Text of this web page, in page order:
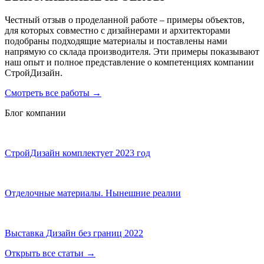
Честный отзыв о проделанной работе – примеры объектов,
для которых совместно с дизайнерами и архитекторами
подобраны подходящие материалы и поставлены нами
напрямую со склада производителя. Эти примеры показывают
наш опыт и полное представление о компетенциях компании
СтройДизайн.
Смотреть все работы →
Блог компании
СтройДизайн комплектует 2023 год
Отделочные материалы. Нынешние реалии
Выставка Дизайн без границ 2022
Открыть все статьи →